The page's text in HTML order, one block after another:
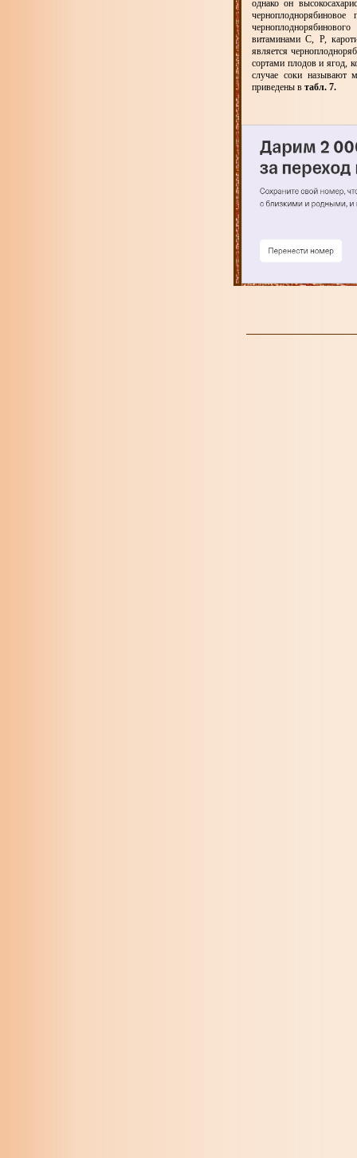
однако он
витаминами С, Р,
является
сортами плодов и ягод,
случае соки называют
приведены в табл. 7.